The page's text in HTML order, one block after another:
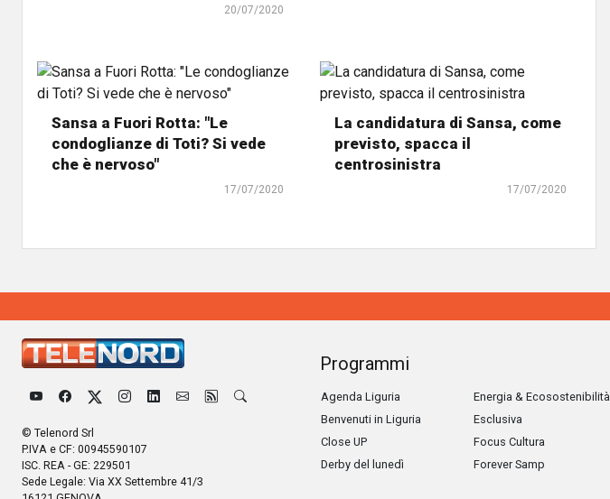
20/07/2020
Sansa a Fuori Rotta: "Le
condoglianze di Toti? Si vede
che è nervoso"
17/07/2020
La candidatura di Sansa, come
previsto, spacca il
centrosinistra
17/07/2020
© Telenord Srl
P.IVA e CF: 00945590107
ISC. REA - GE: 229501
Sede Legale: Via XX Settembre 41/3
Programmi
Agenda Liguria
Benvenuti in Liguria
Close UP
Derby del lunedì
Energia & Ecosostenibilità
Esclusiva
Focus Cultura
Forever Samp